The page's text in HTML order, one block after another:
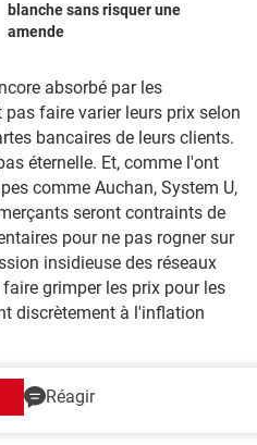
blanche sans risquer une
amende
absorbé par les
faire varier leurs prix selon
bancaires de leurs clients.
éternelle. Et, comme l'ont
comme Auchan, System U,
seront contraints de
pour ne pas rogner sur
insidieuse des réseaux
grimper les prix pour les
discrètement à l'inflation
Réagir